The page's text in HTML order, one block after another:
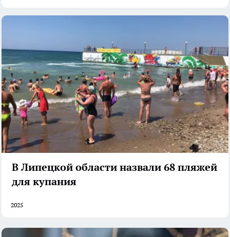
В Липецкой области назвали 68 пляжей
для купания
2025